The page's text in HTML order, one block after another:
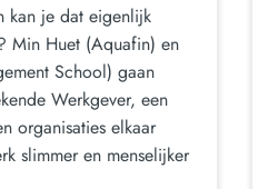
kan je dat eigenlijk
Min Huet (Aquafin) en
School) gaan
Werkgever, een
organisaties elkaar
slimmer en menselijker